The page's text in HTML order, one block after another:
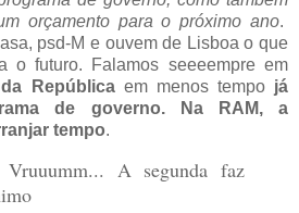
orçamento para o próximo ano.
psd-M e ouvem de Lisboa o que
o futuro. Falamos seeeempre em
República em menos tempojá
de governo. Na RAM, a
tempo.
A segunda faz